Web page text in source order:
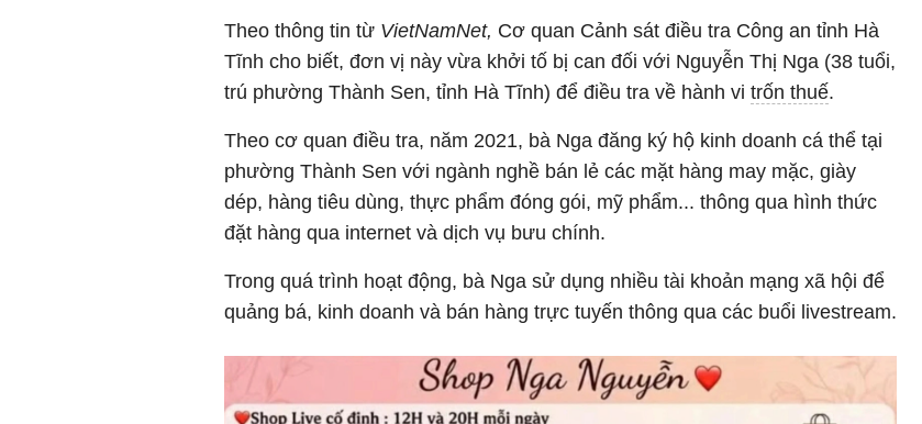
Theo thông tin từ VietNamNet, Cơ quan Cảnh sát điều tra Công an tỉnh Hà
Tĩnh cho biết, đơn vị này vừa khởi tố bị can đối với Nguyễn Thị Nga (38 tuổi,
trú phường Thành Sen, tỉnh Hà Tĩnh) để điều tra về hành vi trốn thuế.
Theo cơ quan điều tra, năm 2021, bà Nga đăng ký hộ kinh doanh cá thể tại
phường Thành Sen với ngành nghề bán lẻ các mặt hàng may mặc, giày
dép, hàng tiêu dùng, thực phẩm đóng gói, mỹ phẩm... thông qua hình thức
đặt hàng qua internet và dịch vụ bưu chính.
Trong quá trình hoạt động, bà Nga sử dụng nhiều tài khoản mạng xã hội để
quảng bá, kinh doanh và bán hàng trực tuyến thông qua các buổi livestream.